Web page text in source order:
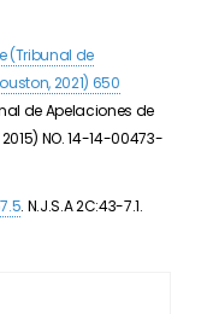
(Tribunal de
2021) 650
de Apelaciones de
NO. 14-14-00473-
. N.J.S.A 2C:43-7.1.